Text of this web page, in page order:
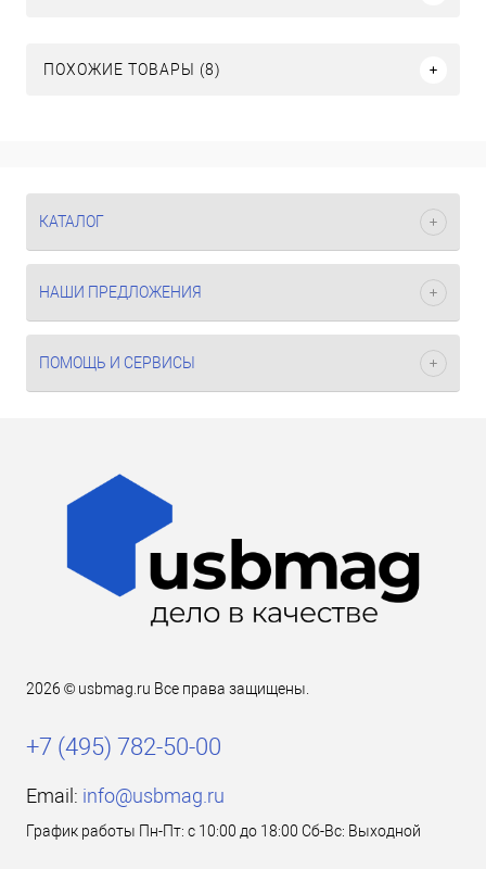
ПОХОЖИЕ ТОВАРЫ (8)
КАТАЛОГ
НАШИ ПРЕДЛОЖЕНИЯ
ПОМОЩЬ И СЕРВИСЫ
2026 © usbmag.ru Все права защищены.
+7 (495) 782-50-00
Email: info@usbmag.ru
График работы Пн-Пт: с 10:00 до 18:00 Сб-Вс: Выходной